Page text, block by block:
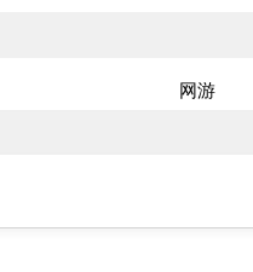
网游